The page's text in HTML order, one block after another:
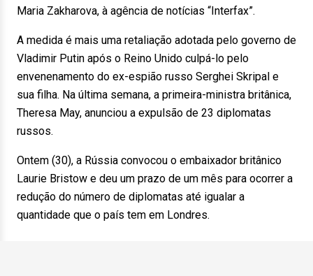
Maria Zakharova, à agência de notícias “Interfax”.
A medida é mais uma retaliação adotada pelo governo de
Vladimir Putin após o Reino Unido culpá-lo pelo
envenenamento do ex-espião russo Serghei Skripal e
sua filha. Na última semana, a primeira-ministra britânica,
Theresa May, anunciou a expulsão de 23 diplomatas
russos.
Ontem (30), a Rússia convocou o embaixador britânico
Laurie Bristow e deu um prazo de um mês para ocorrer a
redução do número de diplomatas até igualar a
quantidade que o país tem em Londres.